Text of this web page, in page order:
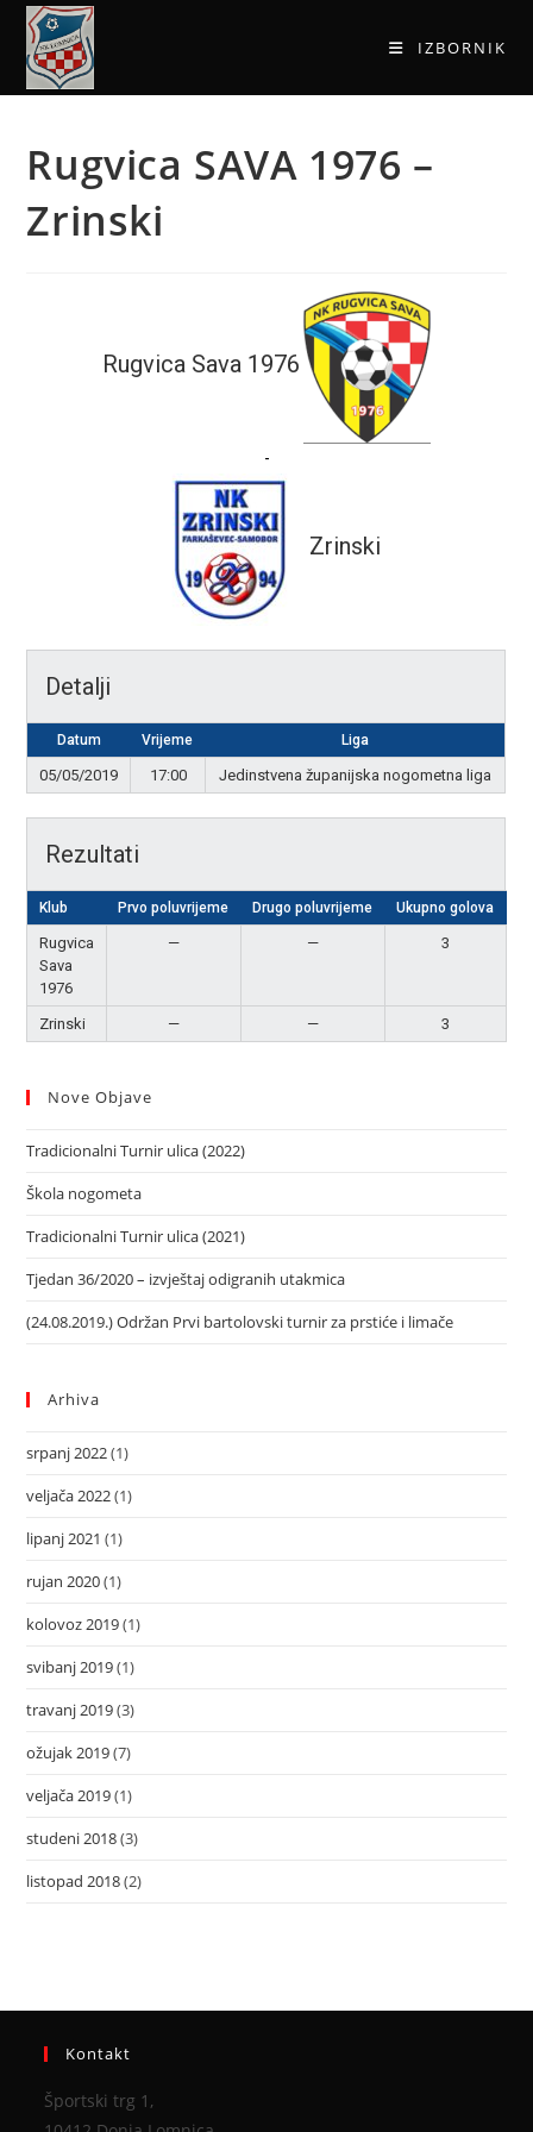
IZBORNIK
Rugvica SAVA 1976 –
Zrinski
Rugvica Sava 1976
-
Zrinski
Detalji
Datum Vrijeme Liga
05/05/2019 17:00 Jedinstvena županijska nogometna liga
Rezultati
Klub Prvo poluvrijeme Drugo poluvrijeme Ukupno golova
Rugvica
Sava
1976
— — 3
Zrinski — — 3
Nove Objave
Tradicionalni Turnir ulica (2022)
Škola nogometa
Tradicionalni Turnir ulica (2021)
Tjedan 36/2020 – izvještaj odigranih utakmica
(24.08.2019.) Održan Prvi bartolovski turnir za prstiće i limače
Arhiva
srpanj 2022(1)
veljača 2022(1)
lipanj 2021 (1)
rujan 2020(1)
kolovoz 2019(1)
svibanj 2019(1)
travanj 2019(3)
ožujak 2019(7)
veljača 2019(1)
studeni 2018(3)
listopad 2018(2)
Kontakt
Športski trg 1,